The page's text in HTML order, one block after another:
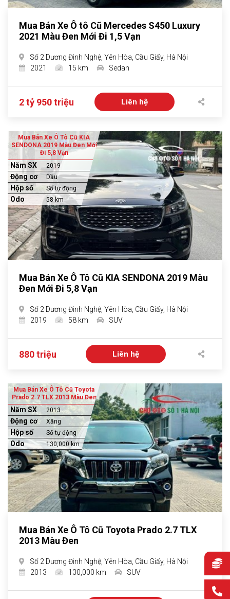
Mua Bán Xe Ô tô Cũ Mercedes S450 Luxury
2021 Màu Đen Mới Đi 1,5 Vạn
Số 2 Dương Đình Nghệ, Yên Hòa, Cầu Giấy, Hà Nội
2021
15 km Sedan
2 tỷ 950 triệu Liên hệ
Mua Bán Xe Ô Tô Cũ KIA
SENDONA 2019 Màu Đen Mới
Đi 5,8 Vạn
Năm SX 2019
Động cơ Dầu
Hộp số Số tự động
Odo 58 km
Mua Bán Xe Ô Tô Cũ KIA SENDONA 2019 Màu
Đen Mới Đi 5,8 Vạn
Số 2 Dương Đình Nghệ, Yên Hòa, Cầu Giấy, Hà Nội
2019
58 km SUV
880 triệu Liên hệ
Mua Bán Xe Ô Tô Cũ Toyota
Prado 2.7 TLX 2013 Màu Đen
Năm SX 2013
Động cơ Xăng
Hộp số Số tự động
Odo 130,000 km
Mua Bán Xe Ô Tô Cũ Toyota Prado 2.7 TLX
2013 Màu Đen
Số 2 Dương Đình Nghệ, Yên Hòa, Cầu Giấy, Hà Nội
2013
130,000 km SUV